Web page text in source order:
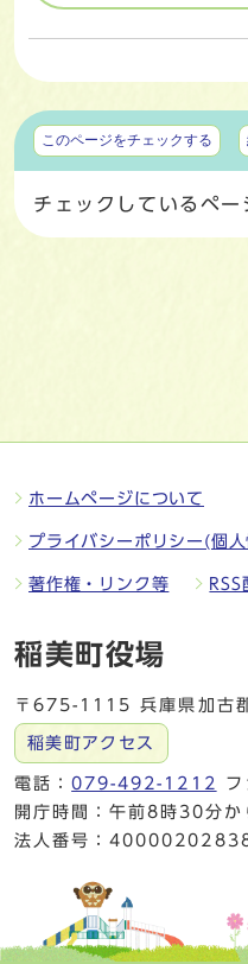
マイページ
このページをチェックする
チェックしているペー
ホームページについて
プライバシーポリシー(個
著作権・リンク等
稲美町役場
〒675-1115 兵庫県加古
稲美町アクセス
電話：079-492-1212
開庁時間：午前8時30分
法人番号：